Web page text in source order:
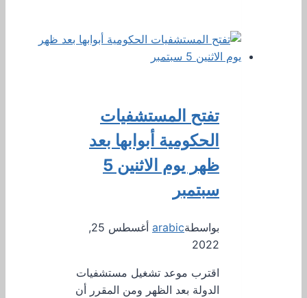
تفتح المستشفيات
الحكومية أبوابها بعد
ظهر يوم الاثنين 5
سبتمبر
بواسطةarabic
أغسطس 25,
2022
اقترب موعد تشغيل مستشفيات
الدولة بعد الظهر ومن المقرر أن